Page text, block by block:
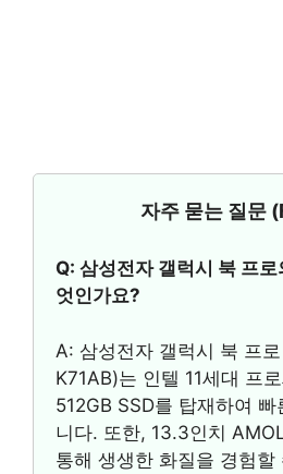
자주 묻는 질문
Q: 삼성전자 갤럭시 북 프
엇인가요?
A: 삼성전자 갤럭시 북 프
K71AB)는 인텔 11세대 프
512GB SSD를 탑재하여
니다. 또한, 13.3인치
통해 생생한 화질을 경험할